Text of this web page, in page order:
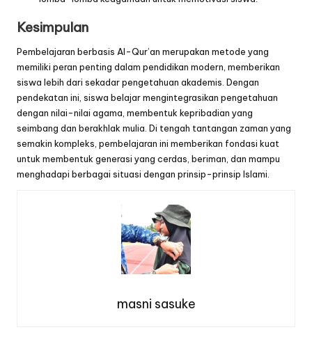
Kesimpulan
Pembelajaran berbasis Al-Qur’an merupakan metode yang
memiliki peran penting dalam pendidikan modern, memberikan
siswa lebih dari sekadar pengetahuan akademis. Dengan
pendekatan ini, siswa belajar mengintegrasikan pengetahuan
dengan nilai-nilai agama, membentuk kepribadian yang
seimbang dan berakhlak mulia. Di tengah tantangan zaman yang
semakin kompleks, pembelajaran ini memberikan fondasi kuat
untuk membentuk generasi yang cerdas, beriman, dan mampu
menghadapi berbagai situasi dengan prinsip-prinsip Islami.
masni sasuke